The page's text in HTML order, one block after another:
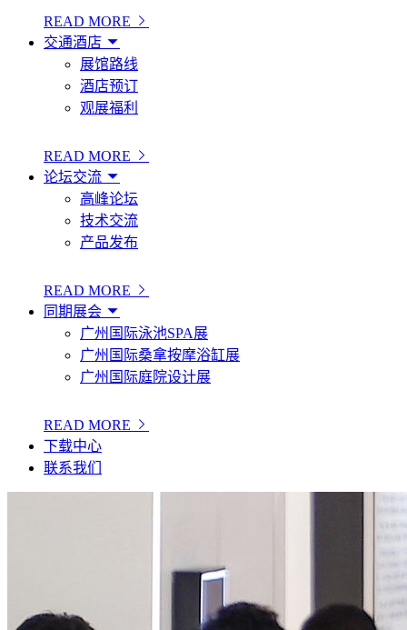
READ MORE
交通酒店
展馆路线
酒店预订
观展福利
READ MORE
论坛交流
高峰论坛
技术交流
产品发布
READ MORE
同期展会
广州国际泳池SPA展
广州国际桑拿按摩浴缸展
广州国际庭院设计展
READ MORE
下载中心
联系我们